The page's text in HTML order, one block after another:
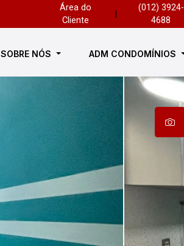
Área do
Cliente
(012) 3924-
4688
SOBRE NÓS ADM CONDOMÍNIOS